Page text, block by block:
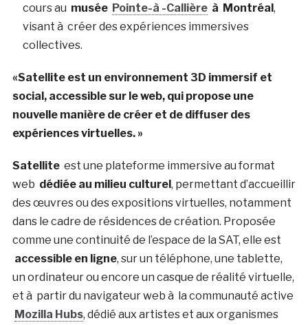
cours au musée Pointe-à -Callièreà Montréal,
visant à créer des expériences immersives
collectives.
«Satellite est un environnement 3D immersif et
social, accessible sur le web, qui propose une
nouvelle manière de créer et de diffuser des
expériences virtuelles. »
Satellite est une plateforme immersive au format
web dédiée au milieu culturel, permettant d’accueillir
des œuvres ou des expositions virtuelles, notamment
dans le cadre de résidences de création. Proposée
comme une continuité de l’espace de la SAT, elle est
accessible en ligne, sur un téléphone, une tablette,
un ordinateur ou encore un casque de réalité virtuelle,
et à partir du navigateur web à la communauté active
Mozilla Hubs, dédié aux artistes et aux organismes